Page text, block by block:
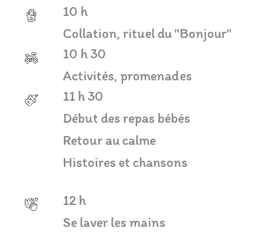
10 h
Collation, rituel du "Bonjour"
10 h 30
Activités, promenades
11 h 30
Début des repas bébés
Retour au calme
Histoires et chansons
12 h
Se laver les mains